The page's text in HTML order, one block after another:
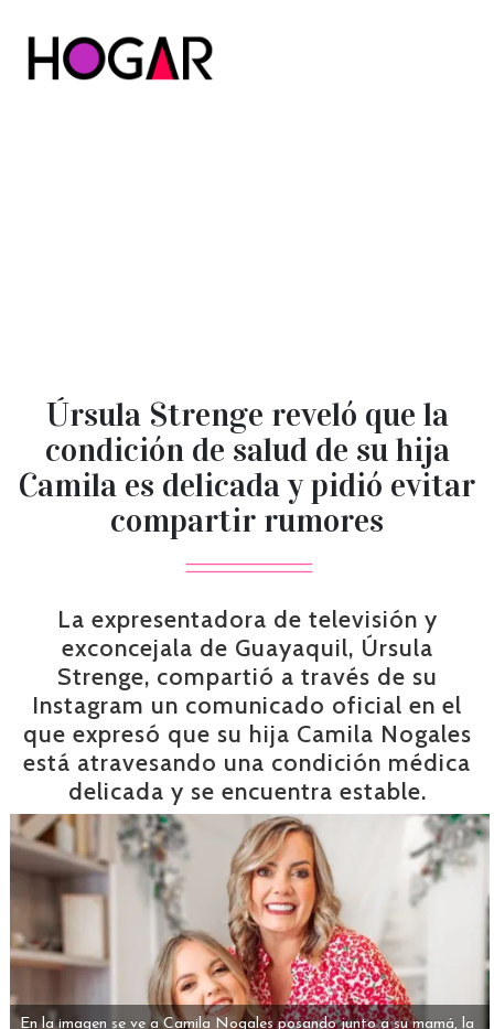
Úrsula Strenge reveló que la
condición de salud de su hija
Camila es delicada y pidió evitar
compartir rumores
La expresentadora de televisión y
exconcejala de Guayaquil, Úrsula
Strenge, compartió a través de su
Instagram un comunicado oficial en el
que expresó que su hija Camila Nogales
está atravesando una condición médica
delicada y se encuentra estable.
En la imagen se ve a Camila Nogales posando junto a su mamá, la